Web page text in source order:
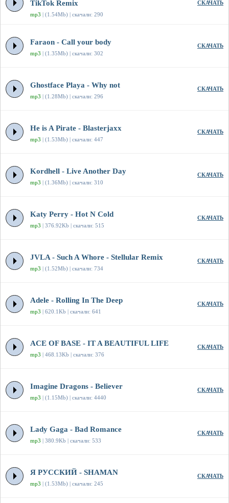
TikTok Remix
mp3 | (1.54Mb) | скачали: 290
СКАЧАТЬ
Faraon - Call your body
mp3 | (1.35Mb) | скачали: 302
СКАЧАТЬ
Ghostface Playa - Why not
mp3 | (1.28Mb) | скачали: 296
СКАЧАТЬ
He is A Pirate - Blasterjaxx
mp3 | (1.53Mb) | скачали: 447
СКАЧАТЬ
Kordhell - Live Another Day
mp3 | (1.36Mb) | скачали: 310
СКАЧАТЬ
Katy Perry - Hot N Cold
mp3 | 376.92Kb | скачали: 515
СКАЧАТЬ
JVLA - Such A Whore - Stellular Remix
mp3 | (1.52Mb) | скачали: 734
СКАЧАТЬ
Adele - Rolling In The Deep
mp3 | 620.1Kb | скачали: 641
СКАЧАТЬ
ACE OF BASE - IT A BEAUTIFUL LIFE
mp3 | 468.13Kb | скачали: 376
СКАЧАТЬ
Imagine Dragons - Believer
mp3 | (1.15Mb) | скачали: 4440
СКАЧАТЬ
Lady Gaga - Bad Romance
mp3 | 380.9Kb | скачали: 533
СКАЧАТЬ
Я РУССКИЙ - SHAMAN
mp3 | (1.53Mb) | скачали: 245
СКАЧАТЬ